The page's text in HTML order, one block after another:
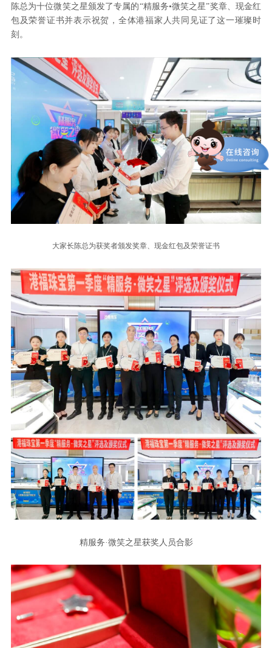
陈总为十位微笑之星颁发了专属的“精服务•微笑之星”奖章、现金红
包及荣誉证书并表示祝贺，全体港福家人共同见证了这一璀璨时
刻。
大家长陈总为获奖者颁发奖章、现金红包及荣誉证书
精服务·微笑之星获奖人员合影